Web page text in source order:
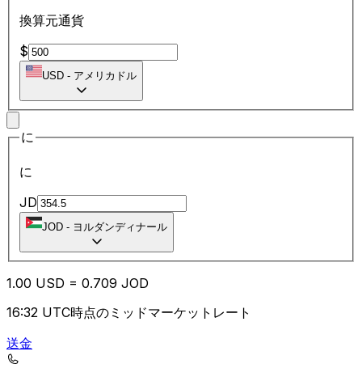
換算元通貨
$
USD - アメリカドル
に
に
JD
JOD - ヨルダンディナール
1.00 USD = 0.709 JOD
16:32 UTC時点のミッドマーケットレート
送金